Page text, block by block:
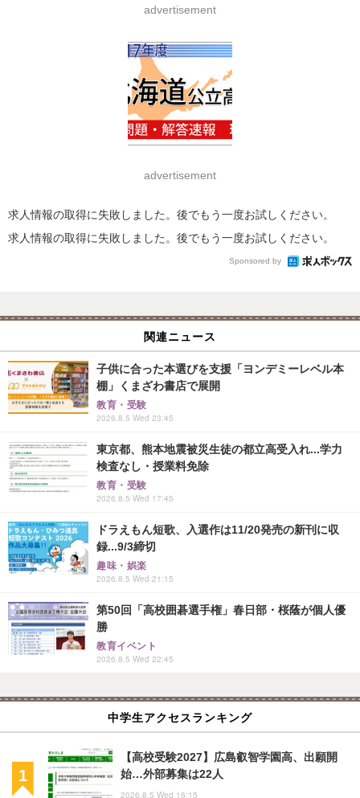
advertisement
advertisement
求人情報の取得に失敗しました。後でもう一度お試しください。
求人情報の取得に失敗しました。後でもう一度お試しください。
Sponsored by
関連ニュース
子供に合った本選びを支援「ヨンデミーレベル本
棚」くまざわ書店で展開
教育・受験
2026.8.5 Wed 23:45
東京都、熊本地震被災生徒の都立高受入れ...学力
検査なし・授業料免除
教育・受験
2026.8.5 Wed 17:45
ドラえもん短歌、入選作は11/20発売の新刊に収
録...9/3締切
趣味・娯楽
2026.8.5 Wed 21:15
第50回「高校囲碁選手権」春日部・桜蔭が個人優
勝
教育イベント
2026.8.5 Wed 22:45
中学生アクセスランキング
【高校受験2027】広島叡智学園高、出願開
始…外部募集は22人
2026.8.5 Wed 16:15